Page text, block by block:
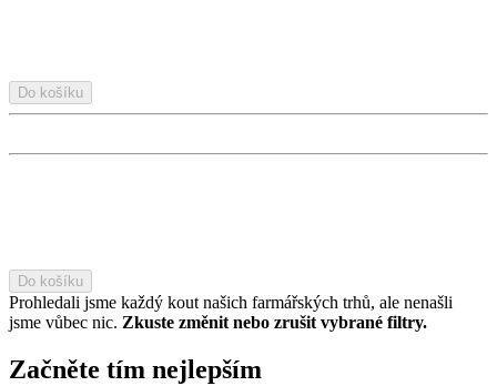
Do košíku
Do košíku
Prohledali jsme každý kout našich farmářských trhů, ale nenašli
jsme vůbec nic. Zkuste změnit nebo zrušit vybrané filtry.
Začněte tím nejlepším